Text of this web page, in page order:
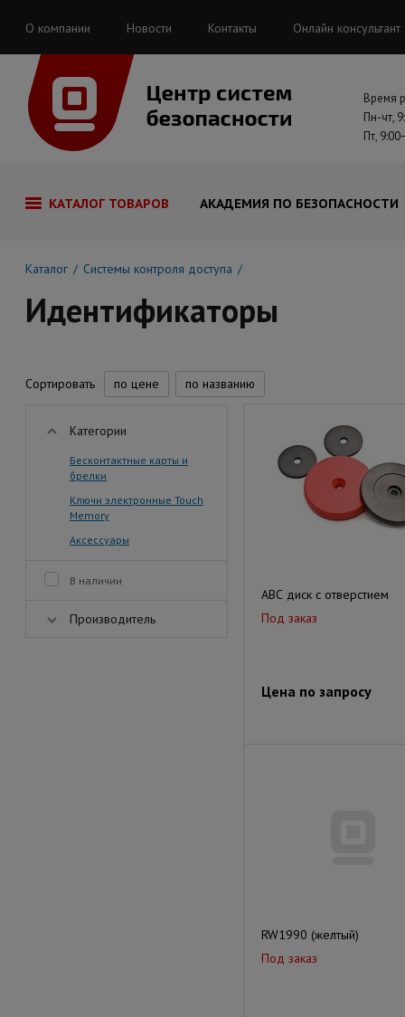
О компании Новости Контакты Онлайн консультант
Время
Пн-чт,
Пт,
КАТАЛОГ ТОВАРОВ АКАДЕМИЯ ПО БЕЗОПАСНОСТИ
Каталог Системы контроля доступа
Идентификаторы
Сортировать по цене по названию
Категории
Бесконтактные карты и
брелки
Ключи электронные Touch
Memory
Аксессуары
В наличии
Производитель
АВС диск с отверстием
Под заказ
Цена по запросу
RW1990 (желтый)
Под заказ